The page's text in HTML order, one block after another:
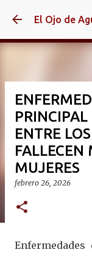
El Ojo de
ENTRE
FALLECEN
MUJERES
febrero 26, 2026